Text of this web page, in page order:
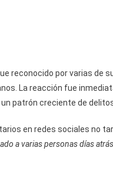
reconocido por varias de
La reacción fue
patrón creciente de
en redes sociales no
a varias personas días